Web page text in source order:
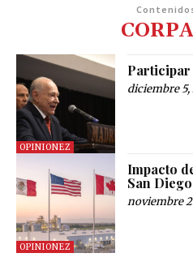
OPINIONEZ
diciembre 5,
OPINIONEZ
Impacto
San Diego
noviembre